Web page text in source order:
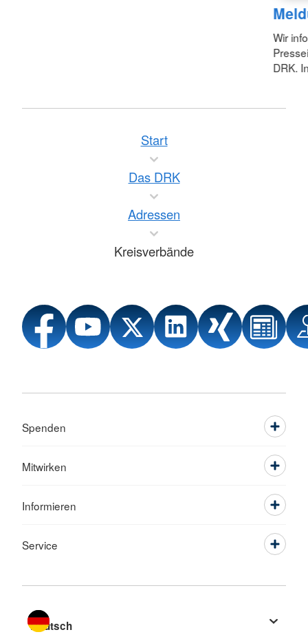
Wir
DRK.
Start
Das DRK
Adressen
Kreisverbände
Spenden
Mitwirken
Informieren
Service
Sprache wechseln zu